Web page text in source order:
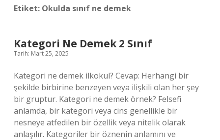
Etiket: Okulda sınıf ne demek
Kategori Ne Demek 2 Sınıf
Tarih: Mart 25, 2025
Kategori ne demek ilkokul? Cevap: Herhangi bir
şekilde birbirine benzeyen veya ilişkili olan her şey
bir gruptur. Kategori ne demek örnek? Felsefi
anlamda, bir kategori veya cins genellikle bir
nesneye atfedilen bir özellik veya nitelik olarak
anlaşılır. Kategoriler bir öznenin anlamını ve